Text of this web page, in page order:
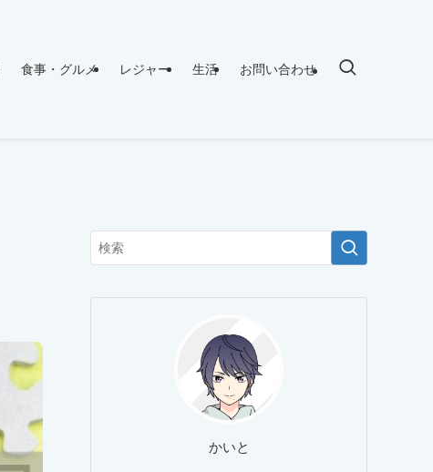
食事・グルメ レジャー 生活 お問い合わせ
かいと